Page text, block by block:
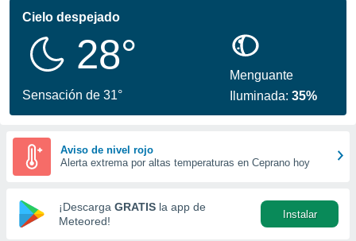
ha sido
calidad.
a este
las
y
forma
digital
basada
Cielo despejado
28°
Sensación de 31°
Menguante
Iluminada:35%
Aviso de nivel rojo
Alerta extrema por altas temperaturas en Ceprano hoy
¡Descarga GRATIS la app de
Meteored!
Instalar